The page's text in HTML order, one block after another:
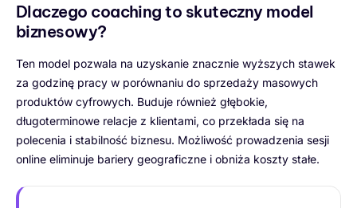
Dlaczego coaching to skuteczny model
biznesowy?
Ten model pozwala na uzyskanie znacznie wyższych stawek
za godzinę pracy w porównaniu do sprzedaży masowych
produktów cyfrowych. Buduje również głębokie,
długoterminowe relacje z klientami, co przekłada się na
polecenia i stabilność biznesu. Możliwość prowadzenia sesji
online eliminuje bariery geograficzne i obniża koszty stałe.